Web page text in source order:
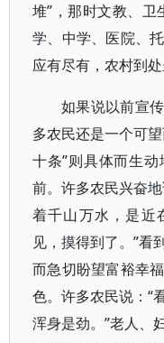
堆”，那时文教、卫
学、中学、医院、
应有尽有，农村到
如果说以前宣
多农民还是一个可
十条”则具体而生
前。许多农民兴奋
着千山万水，是近
见，摸得到了。”看
而急切盼望富裕幸
色。许多农民说：“
浑身是劲。”老人、